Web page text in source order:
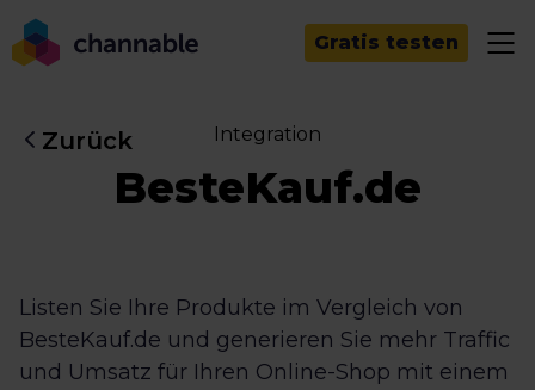
Gratis testen
Zurück Integration
BesteKauf.de
Listen Sie Ihre Produkte im Vergleich von
BesteKauf.de und generieren Sie mehr Traffic
und Umsatz für Ihren Online-Shop mit einem